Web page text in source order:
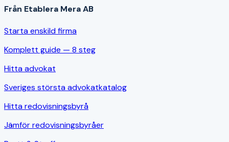
Från Etablera Mera AB
Starta enskild firma
Komplett guide — 8 steg
Hitta advokat
Sveriges största advokatkatalog
Hitta redovisningsbyrå
Jämför redovisningsbyråer